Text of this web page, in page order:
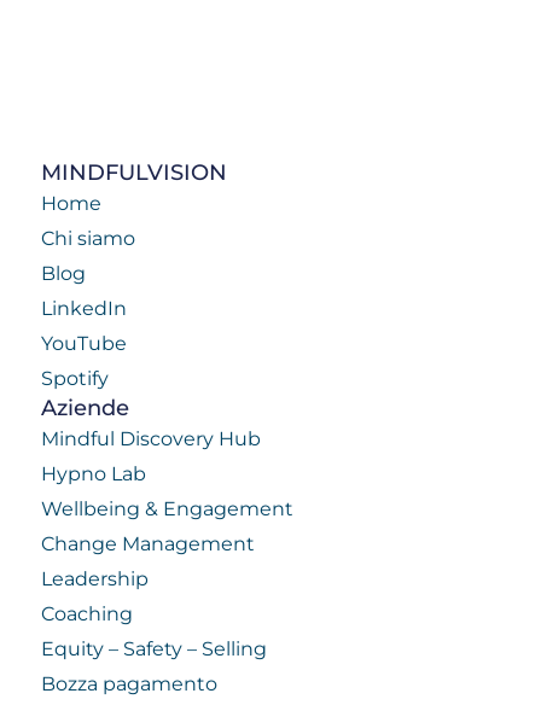
MINDFULVISION
Home
Chi siamo
Blog
LinkedIn
YouTube
Spotify
Aziende
Mindful Discovery Hub
Hypno Lab
Wellbeing & Engagement
Change Management
Leadership
Coaching
Equity – Safety – Selling
Bozza pagamento